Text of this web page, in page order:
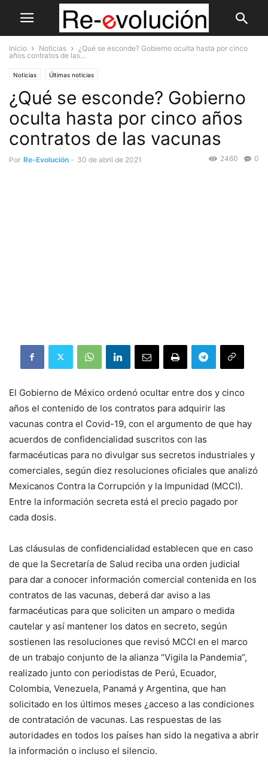
Inicio Noticias
¿Qué se esconde? Gobierno oculta hasta por cinco
años contratos de las...
Noticias Últimas noticias
¿Qué se esconde? Gobierno
oculta hasta por cinco años
contratos de las vacunas
Por Re-Evolución - 30 de abril de 2021 0
2460
El Gobierno de México ordenó ocultar entre dos y cinco
años el contenido de los contratos para adquirir las
vacunas contra el Covid-19, con el argumento de que hay
acuerdos de confidencialidad suscritos con las
farmacéuticas para no divulgar sus secretos industriales y
comerciales, según diez resoluciones oficiales que analizó
Mexicanos Contra la Corrupción y la Impunidad (MCCI).
Entre la información secreta está el precio pagado por
cada dosis.
Las cláusulas de confidencialidad establecen que en caso
de que la Secretaría de Salud reciba una orden judicial
para dar a conocer información comercial contenida en los
contratos de las vacunas, deberá dar aviso a las
farmacéuticas para que soliciten un amparo o medida
cautelar y así mantener los datos en secreto, según
sostienen las resoluciones que revisó MCCI en el marco
de un trabajo conjunto de la alianza “Vigila la Pandemia”,
realizado junto con periodistas de Perú, Ecuador,
Colombia, Venezuela, Panamá y Argentina, que han
solicitado en los últimos meses ¿acceso a las condiciones
de contratación de vacunas. Las respuestas de las
autoridades en todos los países han sido la negativa a abrir
la información o incluso el silencio.